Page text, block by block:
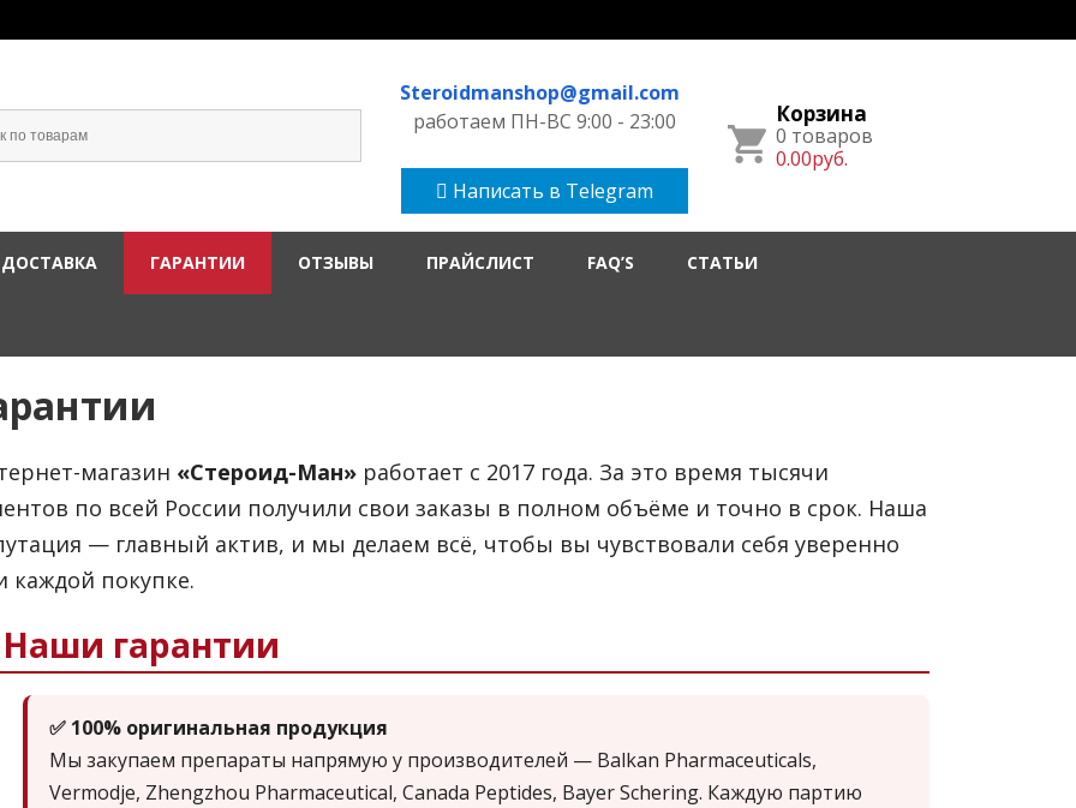
Steroidmanshop@gmail.com
работаем ПН-ВС 9:00 - 23:00
Написать в Telegram
Корзина
0 товаров
0.00руб.
ГАРАНТИИ ОТЗЫВЫ ПРАЙСЛИСТ FAQ’S СТАТЬИ
магазин «Стероид-Ман» работает с 2017 года. За это время тысячи
по всей России получили свои заказы в полном объёме и точно в срок. Наша
— главный актив, и мы делаем всё, чтобы вы чувствовали себя уверенно
каждой покупке.
гарантии
✅ 100% оригинальная продукция
Мы закупаем препараты напрямую у производителей — Balkan Pharmaceuticals,
Vermodje, Zhengzhou Pharmaceutical, Canada Peptides, Bayer Schering. Каждую партию